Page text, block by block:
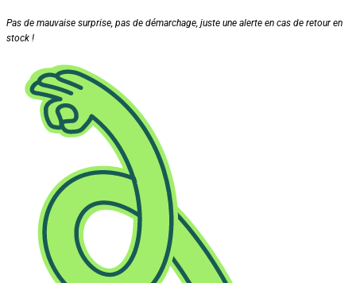
Pas de mauvaise surprise, pas de démarchage, juste une alerte en cas de retour en
stock !